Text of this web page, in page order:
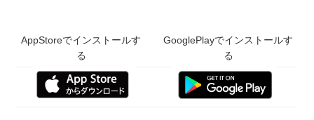
AppStoreでインストールす
る
GooglePlayでインストールす
る